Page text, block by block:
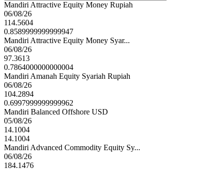
Mandiri Attractive Equity Money Rupiah
06/08/26
114.5604
0.8589999999999947
Mandiri Attractive Equity Money Syar...
06/08/26
97.3613
0.7864000000000004
Mandiri Amanah Equity Syariah Rupiah
06/08/26
104.2894
0.6997999999999962
Mandiri Balanced Offshore USD
05/08/26
14.1004
14.1004
Mandiri Advanced Commodity Equity Sy...
06/08/26
184.1476